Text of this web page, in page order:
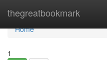
thegreatbookmark
Home
Home
1